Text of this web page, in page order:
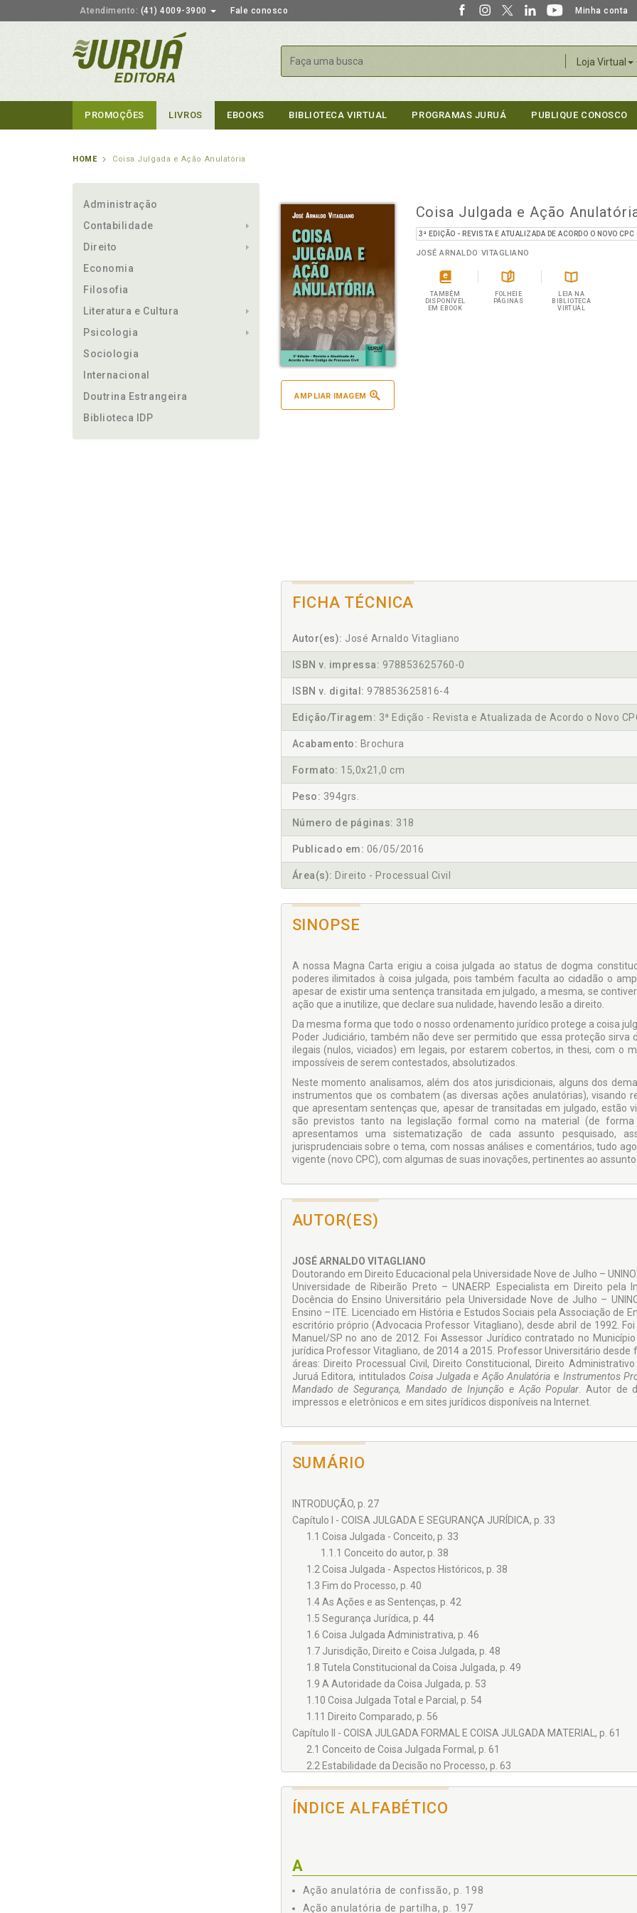
Atendimento: (41) 4009-3900 Fale conosco Minha conta
Loja Virtual
Buscar
PROMOÇÕES LIVROS EBOOKS BIBLIOTECA VIRTUAL PROGRAMAS JURUÁ PUBLIQUE CONOSCO
HOME Coisa Julgada e Ação Anulatória
Administração
Contabilidade
Direito
Economia
Filosofia
Literatura e Cultura
Psicologia
Sociologia
Internacional
Doutrina Estrangeira
Biblioteca IDP
AMPLIAR IMAGEM
Coisa Julgada e Ação
3ª EDIÇÃO - REVISTA E ATUALIZADA DE ACORDO O NOVO CPC
JOSÉ ARNALDO VITAGLIANO
TAMBÉM
DISPONÍVEL
EM EBOOK
FOLHEIE
PÁGINAS
LEIA NA
BIBLIOTECA
VIRTUAL
FICHA TÉCNICA
Autor(es): José Arnaldo Vitagliano
ISBN v. impressa: 978853625760-0
ISBN v. digital: 978853625816-4
Edição/Tiragem: 3ª Edição - Revista e Atualizada de Acordo o Novo
Acabamento: Brochura
Formato: 15,0x21,0 cm
Peso: 394grs.
Número de páginas: 318
Publicado em: 06/05/2016
Área(s): Direito - Processual Civil
SINOPSE
A nossa Magna Carta erigiu a coisa julgada ao status de dogma
poderes ilimitados à coisa julgada, pois também faculta ao cidadão o
apesar de existir uma sentença transitada em julgado, a mesma, se
ação que a inutilize, que declare sua nulidade, havendo lesão a direito.
Da mesma forma que todo o nosso ordenamento jurídico protege a coisa
Poder Judiciário, também não deve ser permitido que essa proteção
ilegais (nulos, viciados) em legais, por estarem cobertos, in thesi, com o
impossíveis de serem contestados, absolutizados.
Neste momento analisamos, além dos atos jurisdicionais, alguns dos
instrumentos que os combatem (as diversas ações anulatórias), visando
que apresentam sentenças que, apesar de transitadas em julgado, estão
são previstos tanto na legislação formal como na material (de
apresentamos uma sistematização de cada assunto pesquisado,
jurisprudenciais sobre o tema, com nossas análises e comentários, tudo
vigente (novo CPC), com algumas de suas inovações, pertinentes ao
AUTOR(ES)
JOSÉ ARNALDO VITAGLIANO
Doutorando em Direito Educacional pela Universidade Nove de Julho –
Universidade de Ribeirão Preto – UNAERP. Especialista em Direito pela
Docência do Ensino Universitário pela Universidade Nove de Julho –
Ensino – ITE. Licenciado em História e Estudos Sociais pela Associação de
escritório próprio (Advocacia Professor Vitagliano), desde abril de 1992.
Manuel/SP no ano de 2012. Foi Assessor Jurídico contratado no
jurídica Professor Vitagliano, de 2014 a 2015. Professor Universitário
áreas: Direito Processual Civil, Direito Constitucional, Direito
Juruá Editora, intitulados Coisa Julgada e Ação Anulatória e Instrumentos
Mandado de Segurança, Mandado de Injunção e Ação Popular. Autor de
impressos e eletrônicos e em sites jurídicos disponíveis na Internet.
SUMÁRIO
INTRODUÇÃO, p. 27
Capítulo I - COISA JULGADA E SEGURANÇA JURÍDICA, p. 33
1.1 Coisa Julgada - Conceito, p. 33
1.1.1 Conceito do autor, p. 38
1.2 Coisa Julgada - Aspectos Históricos, p. 38
1.3 Fim do Processo, p. 40
1.4 As Ações e as Sentenças, p. 42
1.5 Segurança Jurídica, p. 44
1.6 Coisa Julgada Administrativa, p. 46
1.7 Jurisdição, Direito e Coisa Julgada, p. 48
1.8 Tutela Constitucional da Coisa Julgada, p. 49
1.9 A Autoridade da Coisa Julgada, p. 53
1.10 Coisa Julgada Total e Parcial, p. 54
1.11 Direito Comparado, p. 56
Capítulo II - COISA JULGADA FORMAL E COISA JULGADA MATERIAL, p. 61
2.1 Conceito de Coisa Julgada Formal, p. 61
2.2 Estabilidade da Decisão no Processo, p. 63
2.4 Diferença entre Coisa Julgada Formal e Coisa Julgada Material, p. 65
2.5 Julgamento de Mérito ou Resolução de Mérito - Diferença, p. 67
2.8.2 Teoria da ficção da verdade, p. 75
ÍNDICE ALFABÉTICO
A
Ação anulatória de confissão, p. 198
Ação anulatória de partilha, p. 197